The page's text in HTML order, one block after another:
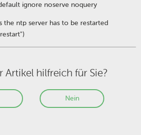
ignore noserve noquery
the ntp server has to be restarted
Artikel hilfreich für Sie?
Nein